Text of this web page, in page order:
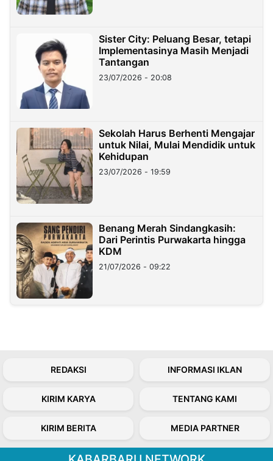
Sister City: Peluang Besar, tetapi
Implementasinya Masih Menjadi
Tantangan
23/07/2026 - 20:08
Sekolah Harus Berhenti Mengajar
untuk Nilai, Mulai Mendidik untuk
Kehidupan
23/07/2026 - 19:59
Benang Merah Sindangkasih:
Dari Perintis Purwakarta hingga
KDM
21/07/2026 - 09:22
REDAKSI INFORMASI IKLAN
KIRIM KARYA TENTANG KAMI
KIRIM BERITA MEDIA PARTNER